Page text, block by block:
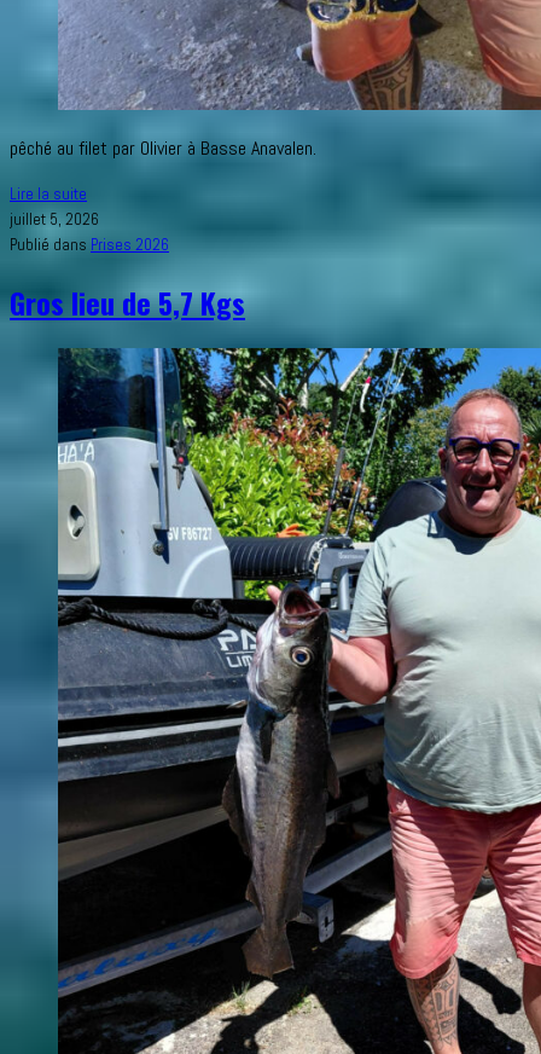
pêché au filet par Olivier à Basse Anavalen.
Lire la suite
beau
homard
950
juillet 5, 2026
Publié dans Prises 2026
Gros lieu de 5,7 Kgs